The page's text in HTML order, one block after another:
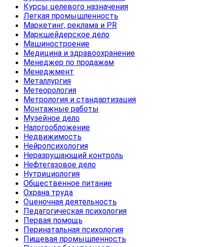
Курсы целевого назначения
Легкая промышленность
Маркетинг, реклама и PR
Маркшейдерское дело
Машиностроение
Медицина и здравоохранение
Менеджер по продажам
Менеджмент
Металлургия
Метеорология
Метрология и стандартизация
Монтажные работы
Музейное дело
Налогообложение
Недвижимость
Нейропсихология
Неразрушающий контроль
Нефтегазовое дело
Нутрициология
Общественное питание
Охрана труда
Оценочная деятельность
Педагогическая психология
Первая помощь
Перинатальная психология
Пищевая промышленность